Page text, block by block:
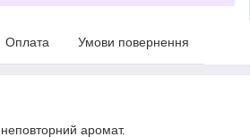
Оплата Умови повернення
аромат.